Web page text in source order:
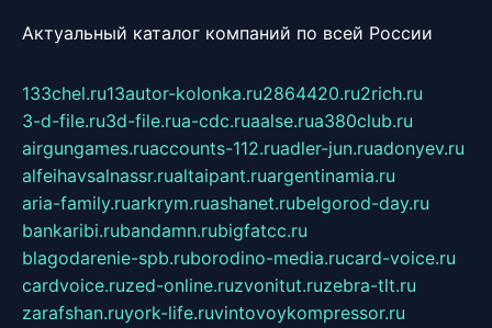
Актуальный каталог компаний по всей России
133chel.ru13autor-kolonka.ru2864420.ru2rich.ru
3-d-file.ru3d-file.rua-cdc.ruaalse.rua380club.ru
airgungames.ruaccounts-112.ruadler-jun.ruadonyev.ru
alfeihavsalnassr.rualtaipant.ruargentinamia.ru
aria-family.ruarkrym.ruashanet.rubelgorod-day.ru
bankaribi.rubandamn.rubigfatcc.ru
blagodarenie-spb.ruborodino-media.rucard-voice.ru
cardvoice.ruzed-online.ruzvonitut.ruzebra-tlt.ru
zarafshan.ruyork-life.ruvintovoykompressor.ru